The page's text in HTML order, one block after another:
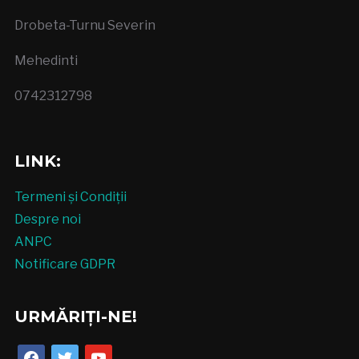
Drobeta-Turnu Severin
Mehedinti
0742312798
LINK:
Termeni și Condiții
Despre noi
ANPC
Notificare GDPR
URMĂRIȚI-NE!
facebooktwitteryoutube